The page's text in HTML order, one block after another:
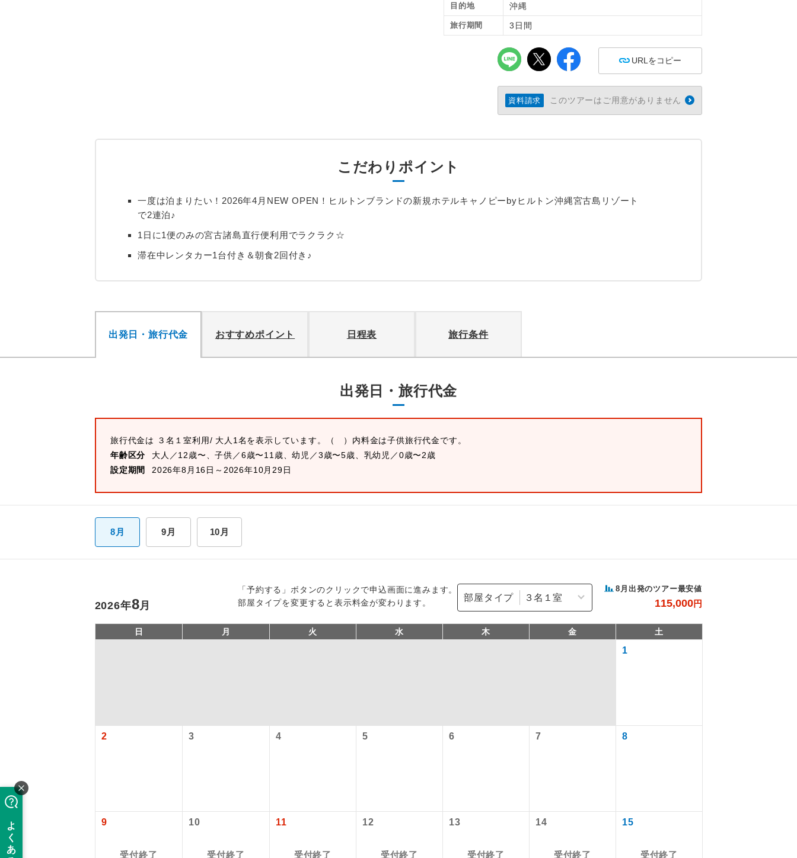
目的地 沖縄
旅行期間 3日間
URLをコピー
資料請求 このツアーはご用意がありません
こだわりポイント
一度は泊まりたい！2026年4月NEW OPEN！ヒルトンブランドの新規ホテルキャノピーbyヒルトン沖縄宮古島リゾート
で2連泊♪
1日に1便のみの宮古諸島直行便利用でラクラク☆
滞在中レンタカー1台付き＆朝食2回付き♪
出発日・旅行代金 おすすめポイント 日程表 旅行条件
出発日・旅行代金
旅行代金は ３名１室利用/ 大人1名を表示しています。
（ ）内料金は子供旅行代金です。
年齢区分
大人／12歳〜、子供／6歳〜11歳、幼児／3歳〜5歳、乳幼児／0歳〜2歳
設定期間
2026年8月16日～2026年10月29日
8月 9月 10月
「予約する」ボタンのクリックで申込画面に進みます。
部屋タイプを変更すると表示料金が変わります。
部屋タイプ
8 月出発のツアー最安値
115,000円
2026年8月
日 月 火 水 木 金 土
1
2 3 4 5 6 7 8
9
受付終了
10
受付終了
11
受付終了
12
受付終了
13
受付終了
14
受付終了
15
受付終了
「価格変動型ツアー」に関するご案内
お申し込み時期・ご利用便の空席状況によって料金が変動いたします。
アイコン 説明
現地添乗員同行
同行します。